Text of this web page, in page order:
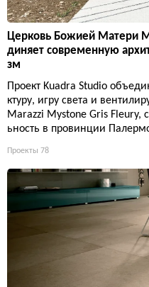
Церковь Божией Матери
диняет современную
зм
Проект Kuadra Studio
ктуру, игру света и
Marazzi Mystone Gris Fleury,
ьность в провинции
Проекты 78